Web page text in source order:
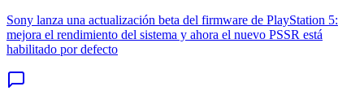
Sony lanza una actualización beta del firmware de PlayStation 5:
mejora el rendimiento del sistema y ahora el nuevo PSSR está
habilitado por defecto